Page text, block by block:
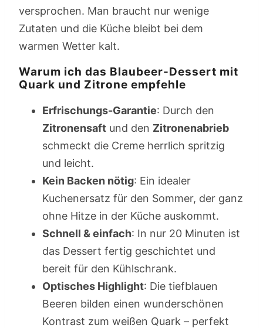
versprochen. Man braucht nur wenige
Zutaten und die Küche bleibt bei dem
warmen Wetter kalt.
Warum ich das Blaubeer-Dessert mit
Quark und Zitrone empfehle
Erfrischungs-Garantie: Durch den
Zitronensaft und den Zitronenabrieb
schmeckt die Creme herrlich spritzig
und leicht.
Kein Backen nötig: Ein idealer
Kuchenersatz für den Sommer, der ganz
ohne Hitze in der Küche auskommt.
Schnell & einfach: In nur 20 Minuten ist
das Dessert fertig geschichtet und
bereit für den Kühlschrank.
Optisches Highlight: Die tiefblauen
Beeren bilden einen wunderschönen
Kontrast zum weißen Quark – perfekt